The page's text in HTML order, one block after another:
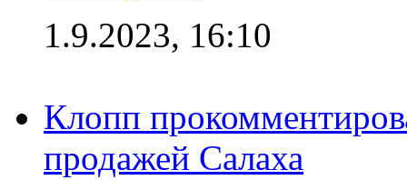
1.9.2023, 16:10
Клопп
продажей Салаха